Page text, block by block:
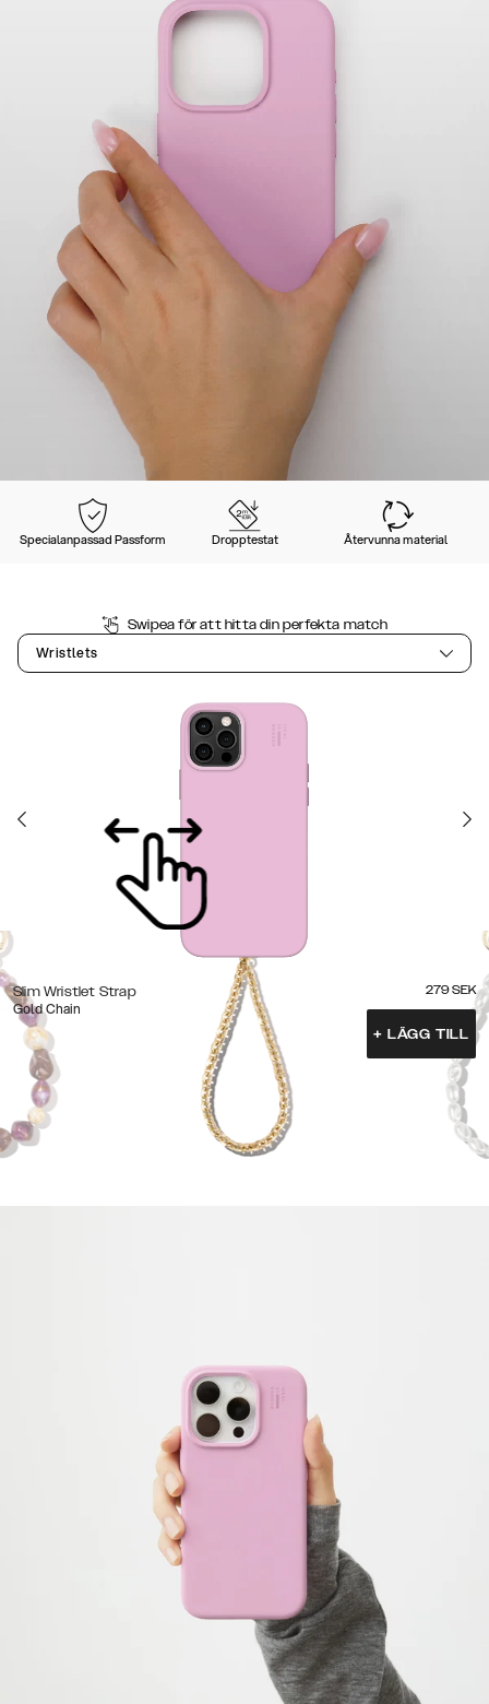
Specialanpassad Passform Dropptestat Återvunna material
Swipea för att hitta din perfekta match
Wristlets
Slim Wristlet Strap
Gold Chain
279 SEK
+ LÄGG TILL